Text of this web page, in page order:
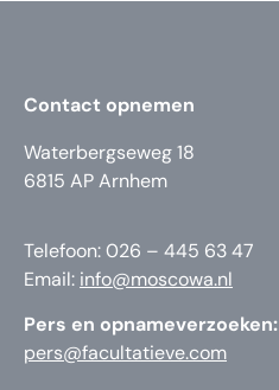
Contact opnemen
Waterbergseweg 18
6815 AP Arnhem
Telefoon: 026 – 445 63 47
Email: info@moscowa.nl
Pers en opnameverzoeken:
pers@facultatieve.com